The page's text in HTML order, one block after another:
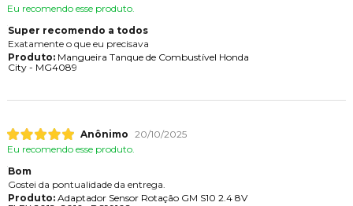
Eu recomendo esse produto.
Super recomendo a todos
Exatamente o que eu precisava
Produto:Mangueira Tanque de Combustível Honda
City - MG4089
Anônimo 20/10/2025
Eu recomendo esse produto.
Bom
Gostei da pontualidade da entrega.
Produto:Adaptador Sensor Rotação GM S10 2.4 8V